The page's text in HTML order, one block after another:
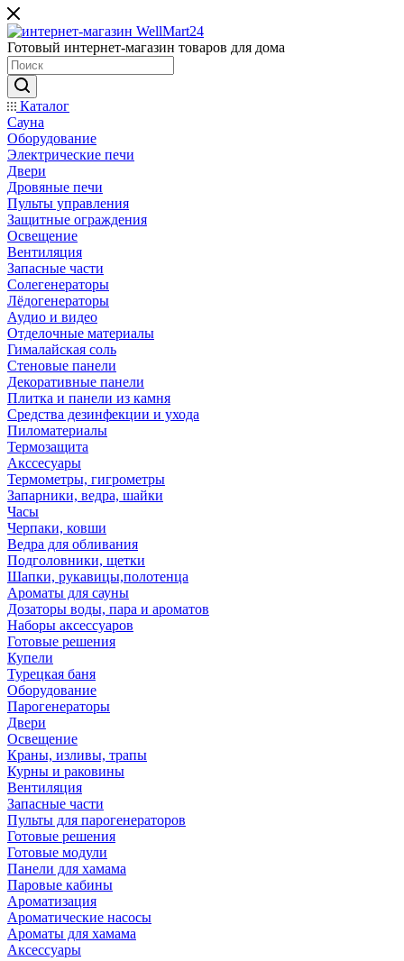
Готовый интернет-магазин товаров для дома
Каталог
Сауна
Оборудование
Электрические печи
Двери
Дровяные печи
Пульты управления
Защитные ограждения
Освещение
Вентиляция
Запасные части
Солегенераторы
Лёдогенераторы
Аудио и видео
Отделочные материалы
Гималайская соль
Стеновые панели
Декоративные панели
Плитка и панели из камня
Средства дезинфекции и ухода
Пиломатериалы
Термозащита
Аксcесуары
Термометры, гигрометры
Запарники, ведра, шайки
Часы
Черпаки, ковши
Ведра для обливания
Подголовники, щетки
Шапки, рукавицы,полотенца
Ароматы для сауны
Дозаторы воды, пара и ароматов
Наборы аксессуаров
Готовые решения
Купели
Турецкая баня
Оборудование
Парогенераторы
Двери
Освещение
Краны, изливы, трапы
Курны и раковины
Вентиляция
Запасные части
Пульты для парогенераторов
Готовые решения
Готовые модули
Панели для хамама
Паровые кабины
Ароматизация
Ароматические насосы
Ароматы для хамама
Аксессуары